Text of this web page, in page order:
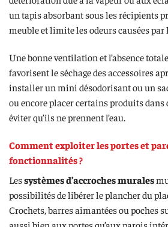
un tapis absorbant sous les récipients
meuble et limite les odeurs causées par
Une bonne ventilation et l’absence
favorisent le séchage des accessoires
installer un mini désodorisant ou un
ou encore placer certains produits dans
éviter qu’ils ne prennent l’eau.
Comment exploiter les portes et
fonctionnalités ?
Lessystèmes d’accroches murales
possibilités de libérer le plancher du
Crochets, barres aimantées ou poches
aussi bien aux portes qu’aux parois